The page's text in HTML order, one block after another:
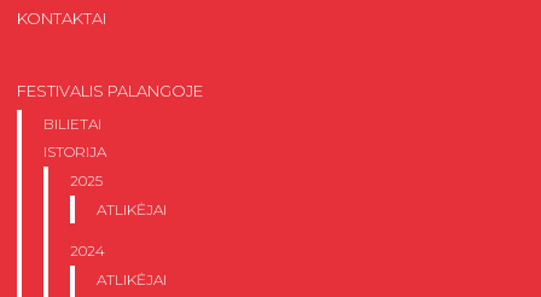
KONTAKTAI
FESTIVALIS PALANGOJE
BILIETAI
ISTORIJA
2025
ATLIKĖJAI
2024
ATLIKĖJAI